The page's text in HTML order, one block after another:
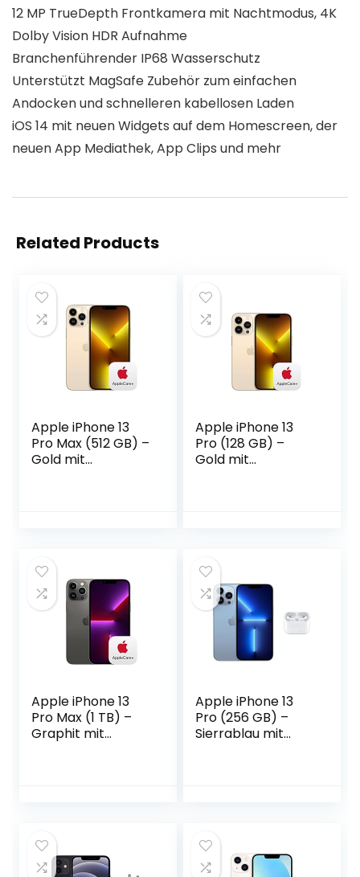
12 MP TrueDepth Frontkamera mit Nachtmodus, 4K
Dolby Vision HDR Aufnahme
Branchenführender IP68 Wasserschutz
Unterstützt MagSafe Zubehör zum einfachen
Andocken und schnelleren kabellosen Laden
iOS 14 mit neuen Widgets auf dem Homescreen, der
neuen App Mediathek, App Clips und mehr
Related Products
Apple iPhone 13
Pro Max (512 GB) –
Gold mit
Apple iPhone 13
Pro (128 GB) –
Gold mit
Apple iPhone 13
Pro Max (1 TB) –
Graphit mit
Apple iPhone 13
Pro (256 GB) –
Sierrablau mit